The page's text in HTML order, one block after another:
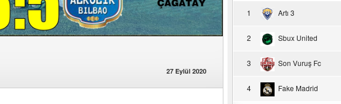
27 Eylül 2020
1 Artı 3
2 Sbux United
3 Son Vuruş Fc
4 Fake Madrid